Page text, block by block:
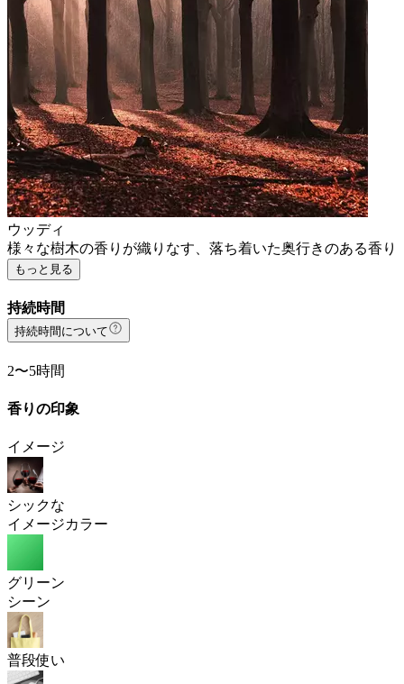
ウッディ
様々な樹木の香りが織りなす、落ち着いた奥行きのある香り
もっと見る
持続時間
持続時間について
2〜5時間
香りの印象
イメージ
シックな
イメージカラー
グリーン
シーン
普段使い